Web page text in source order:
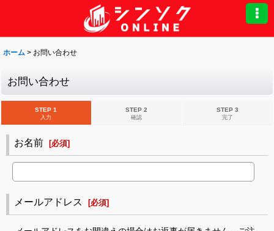
ホーム > お問い合わせ
お問い合わせ
STEP 1
入力
STEP 2
確認
STEP 3
完了
お名前 [必須]
メールアドレス [必須]